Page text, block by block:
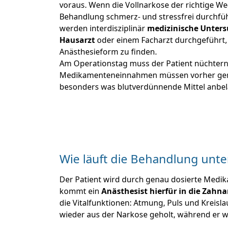
voraus. Wenn die Vollnarkose der richtige
Behandlung schmerz- und stressfrei
werden interdisziplinär medizinische
Hausarztoder einem Facharzt
Anästhesieform zu finden.
Am Operationstag muss der Patient
Medikamenteneinnahmen müssen vorher
besonders was blutverdünnende Mittel
Wie läuft die Behandlung
Der Patient wird durch genau dosierte
kommt ein Anästhesist hierfür in die
die Vitalfunktionen: Atmung, Puls und
wieder aus der Narkose geholt, während er